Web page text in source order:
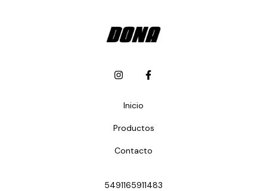
Inicio
Productos
Contacto
5491165911483